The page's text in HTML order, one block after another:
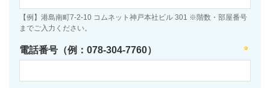
【例】港島南町7-2-10 コムネット神戸本社ビル 301 ※階数・部屋番号
までご入力ください。
電話番号（例：078-304-7760）